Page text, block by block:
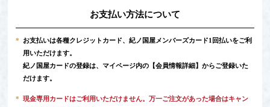
お支払い方法について
*
お支払いは各種クレジットカード、紀ノ国屋メンバーズカード1回払いをご利
用いただけます。
紀ノ国屋カードの登録は、マイページ内の 【会員情報詳細】 からご登録いた
だけます。
*
現金専用カードはご利用いただけません。万一ご注文があった場合はキャン